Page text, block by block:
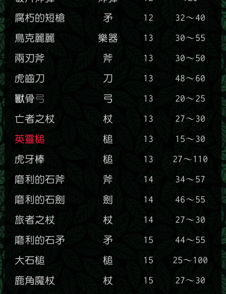
腐朽的短槍
矛 12
32～40
鳥克麗麗
樂器 13
30～55
兩刃斧
斧 13
30～50
虎齒刀
刀 13
48～60
獸骨弓 弓 13
20～25
亡者之杖
杖 13
27～30
英靈槌
槌 13
15～30
虎牙棒
槌 13
27～110
磨利的石斧
斧 14
34～57
磨利的石劍
劍 14
46～55
旅者之杖
杖 14
27～30
磨利的石矛
矛 15
44～55
大石槌
槌 15
25～100
鹿角魔杖
杖 15
27～30